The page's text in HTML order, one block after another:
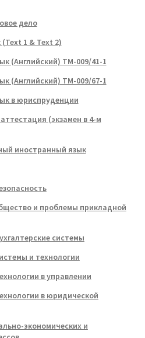
дело
1 & Text 2)
(Английский) ТМ-009/41-1
(Английский) ТМ-009/67-1
в юриспруденции
(экзамен в 4-м
иностранный язык
и проблемы прикладной
системы
и технологии
в управлении
в юридической
экономических и